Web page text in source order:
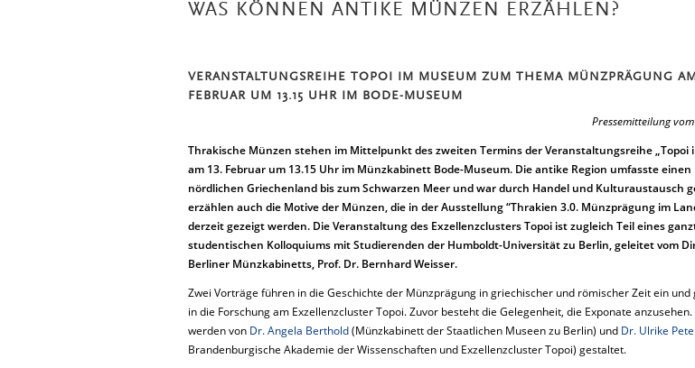
WAS KÖNNEN ANTIKE MÜNZEN ERZÄHLEN?
VERANSTALTUNGSREIHE TOPOI IM MUSEUM ZUM THEMA MÜNZPRÄGUNG
FEBRUAR UM 13.15 UHR IM BODE-MUSEUM
Pressemitteilung
Thrakische Münzen stehen im Mittelpunkt des zweiten Termins der Veranstaltungsreihe „Topoi
am 13. Februar um 13.15 Uhr im Münzkabinett Bode-Museum. Die antike Region umfasste einen
nördlichen Griechenland bis zum Schwarzen Meer und war durch Handel und Kulturaustausch
erzählen auch die Motive der Münzen, die in der Ausstellung “Thrakien 3.0. Münzprägung im
derzeit gezeigt werden. Die Veranstaltung des Exzellenzclusters Topoi ist zugleich Teil eines
studentischen Kolloquiums mit Studierenden der Humboldt-Universität zu Berlin, geleitet vom
Berliner Münzkabinetts, Prof. Dr. Bernhard Weisser.
Zwei Vorträge führen in die Geschichte der Münzprägung in griechischer und römischer Zeit ein und
in die Forschung am Exzellenzcluster Topoi. Zuvor besteht die Gelegenheit, die Exponate
werden von Dr. Angela Berthold(Münzkabinett der Staatlichen Museen zu Berlin) und Dr. Ulrike
Brandenburgische Akademie der Wissenschaften und Exzellenzcluster Topoi) gestaltet.